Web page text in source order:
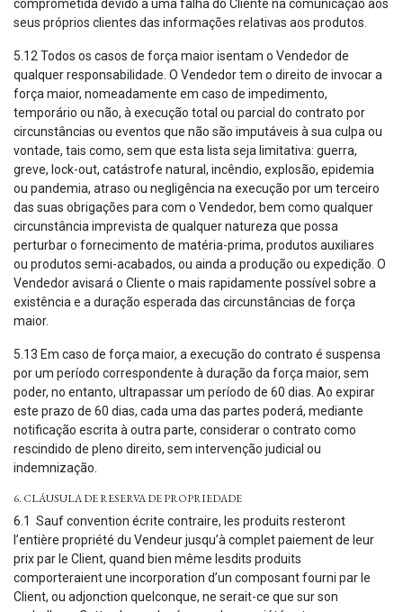
comprometida devido a uma falha do Cliente na comunicação aos
seus próprios clientes das informações relativas aos produtos.
5.12 Todos os casos de força maior isentam o Vendedor de
qualquer responsabilidade. O Vendedor tem o direito de invocar a
força maior, nomeadamente em caso de impedimento,
temporário ou não, à execução total ou parcial do contrato por
circunstâncias ou eventos que não são imputáveis à sua culpa ou
vontade, tais como, sem que esta lista seja limitativa: guerra,
greve, lock-out, catástrofe natural, incêndio, explosão, epidemia
ou pandemia, atraso ou negligência na execução por um terceiro
das suas obrigações para com o Vendedor, bem como qualquer
circunstância imprevista de qualquer natureza que possa
perturbar o fornecimento de matéria-prima, produtos auxiliares
ou produtos semi-acabados, ou ainda a produção ou expedição. O
Vendedor avisará o Cliente o mais rapidamente possível sobre a
existência e a duração esperada das circunstâncias de força
maior.
5.13 Em caso de força maior, a execução do contrato é suspensa
por um período correspondente à duração da força maior, sem
poder, no entanto, ultrapassar um período de 60 dias. Ao expirar
este prazo de 60 dias, cada uma das partes poderá, mediante
notificação escrita à outra parte, considerar o contrato como
rescindido de pleno direito, sem intervenção judicial ou
indemnização.
6. CLÁUSULA DE RESERVA DE PROPRIEDADE
6.1 Sauf convention écrite contraire, les produits resteront
l’entière propriété du Vendeur jusqu’à complet paiement de leur
prix par le Client, quand bien même lesdits produits
comporteraient une incorporation d’un composant fourni par le
Client, ou adjonction quelconque, ne serait-ce que sur son